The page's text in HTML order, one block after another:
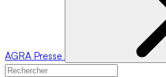
AGRA Presse